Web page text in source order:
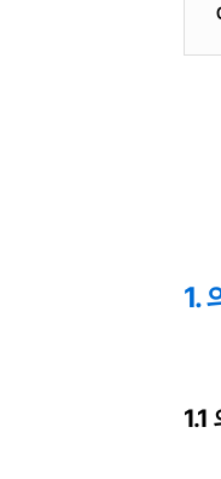
1.
1.1